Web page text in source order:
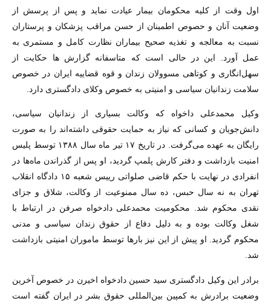
اول وقت از کلیه محکومان بیمار عیادت نماید و پس از پرسش از
وضعیت آنان و حصوص اطمینان از حسن مراقب پزشکان و پرستاران
نسبت به معالجه و تغذیه صحیح بیماران نظارت کامل و مستمری به
عمل آورد. این در حالی است که متاسفانه گزارش ها حکایت از
سهل‌انگاری و کوتاهی مسوولان زندان و قوه قضاییه ایران در خصوص
سلامت زندانیان سیاسی و امنیتی به خصوص وکلای دادگستری دارد.
وکیل محمدعلی داخواه که وکالت بسیاری از زندانیان سیاسی،
دانش‌جویان و کسانی که نیاز به حمایت حقوقی داشته‌اند را به صورت
رایگان به عهده می‌گرفت. در تاریخ ۱۷ تیر ماه سال ۱۳۸۸ توسط پلیس
امنیت بازداشت و دفتر کارش پلمپ گردید، او پس از گذراندن ماه‌ها در
انفرادی در نهایت با حکم قاضی صلواتی رییس شعبه ۱۵ دادگاه انقلاب
تهران به نه سال حبس، ده سال ممنوعیت از وکالت، شلاق و جزای
نقدی محکوم شد. محکومیت محمدعلی دادخواه صرفن در ارتباط با
شغل وکالت بوده و به دلیل دفاع از حقوق زندان سیاسی و مدنی
محکوم گردید. او پیش از این نیز بارها توسط ماموران امنیتی بازداشت
شد.
برادر این وکیل دادگستری سید حسین دادخواه اخیرن در خصوص آخرین
وضعیت برادرش به کمپین بین‌المللی حقوق بشر در ایران گفته است